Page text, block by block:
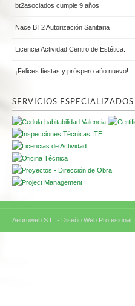
bt2asociados cumple 9 años
Nace BT2 Autorización Sanitaria
Licencia Actividad Centro de Estética.
¡Felices fiestas y próspero año nuevo!
SERVICIOS ESPECIALIZADOS
Aeuroweb S.L. - Diseño Web Profesional |